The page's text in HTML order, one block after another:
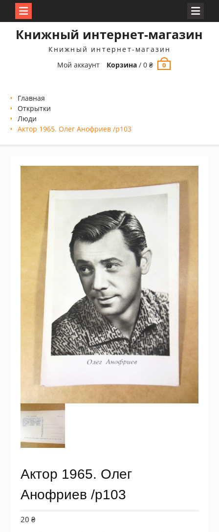
Книжный интернет-магазин
Книжный интернет-магазин
Мой аккаунт
Корзина /0₴ 0
Главная
Открытки
Люди
Актор 1965. Олег Анофриев /p103
Актор 1965. Олег
Анофриев /p103
20 ₴